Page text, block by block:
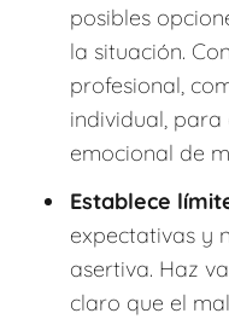
posibles
la situación.
profesional,
individual,
emocional de
Establece
expectativas y
asertiva. Haz
claro que el